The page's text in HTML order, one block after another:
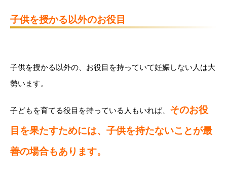
子供を授かる以外のお役目
子供を授かる以外の、お役目を持っていて妊娠しない人は大
勢います。
子どもを育てる役目を持っている人もいれば、 そのお役
目を果たすためには、子供を持たないことが最
善の場合もあります。